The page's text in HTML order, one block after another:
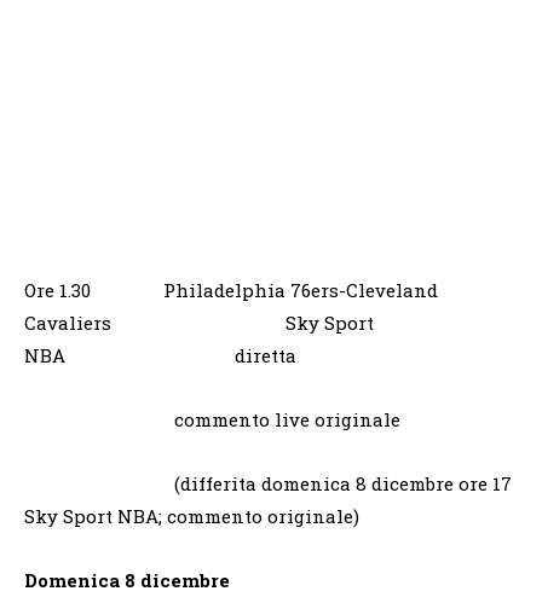
Ore 1.30 Philadelphia 76ers-Cleveland
Cavaliers Sky Sport
NBA diretta
commento live originale
(differita domenica 8 dicembre ore 17
Sky Sport NBA; commento originale)
Domenica 8 dicembre